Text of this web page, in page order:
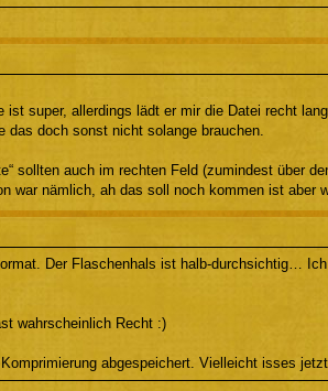
ist super, allerdings lädt er mir die Datei recht
das doch sonst nicht solange brauchen.
sollten auch im rechten Feld (zumindest über
war nämlich, ah das soll noch kommen ist aber
Der Flaschenhals ist halb-durchsichtig…
wahrscheinlich Recht :)
abgespeichert. Vielleicht isses